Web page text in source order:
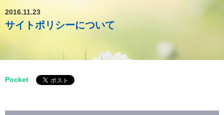
2016.11.23
サイトポリシーについて
Pocket